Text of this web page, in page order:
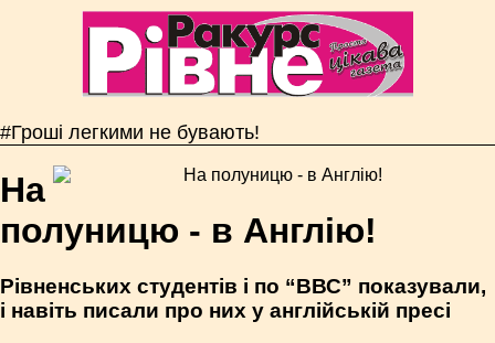
#Гроші легкими не бувають!
На
полуницю - в Англію!
Рівненських студентів і по “ВВС” показували,
і навіть писали про них у англійській пресі